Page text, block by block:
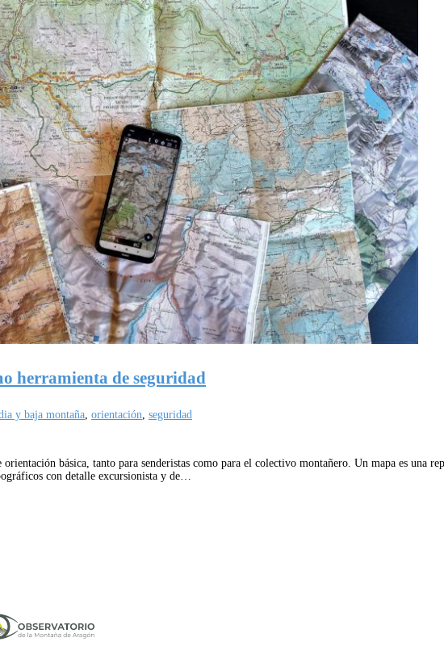
herramienta de seguridad
y baja montaña, orientación, seguridad
básica, tanto para senderistas como para el colectivo montañero. Un mapa es una
con detalle excursionista y de…